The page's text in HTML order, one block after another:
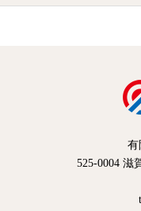
525-0004 滋